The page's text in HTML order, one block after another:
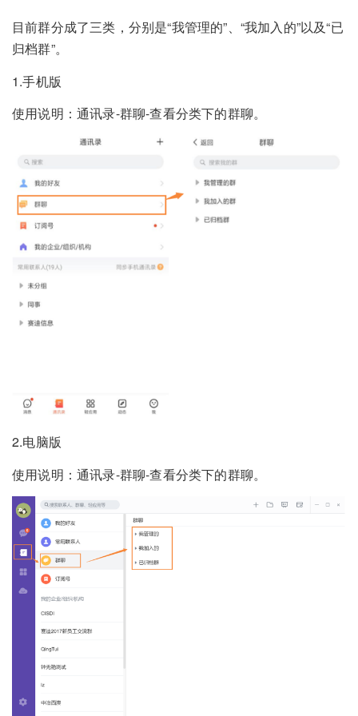
目前群分成了三类，分别是“我管理的”、“我加入的”以及“已
归档群”。
1.手机版
使用说明：通讯录-群聊-查看分类下的群聊。
2.电脑版
使用说明：通讯录-群聊-查看分类下的群聊。